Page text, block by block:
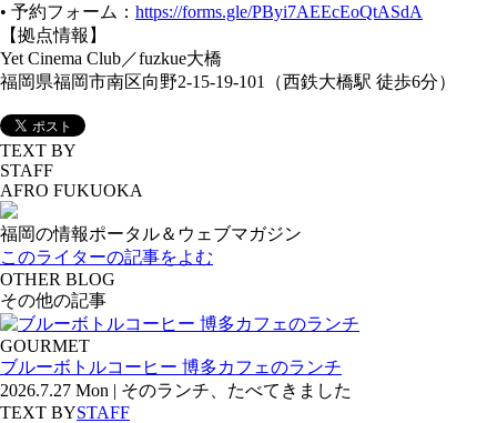
• 予約フォーム： https://forms.gle/PByi7AEEcEoQtASdA
【拠点情報】
Yet Cinema Club／fuzkue大橋
福岡県福岡市南区向野2-15-19-101（西鉄大橋駅 徒歩6分）
TEXT BY
STAFF
AFRO FUKUOKA
福岡の情報ポータル＆ウェブマガジン
このライターの記事をよむ
OTHER BLOG
その他の記事
GOURMET
ブルーボトルコーヒー 博多カフェのランチ
2026.7.27 Mon | そのランチ、たべてきました
TEXT BYSTAFF